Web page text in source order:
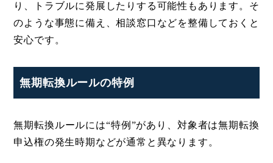
り、トラブルに発展したりする可能性もあります。そ
のような事態に備え、相談窓口などを整備しておくと
安心です。
無期転換ルールの特例
無期転換ルールには“特例”があり、対象者は無期転換
申込権の発生時期などが通常と異なります。